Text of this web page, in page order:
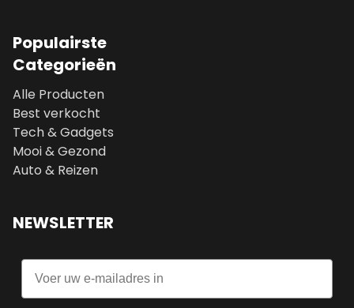
Populairste
Categorieën
Alle Producten
Best verkocht
Tech & Gadgets
Mooi & Gezond
Auto & Reizen
NEWSLETTER
Email